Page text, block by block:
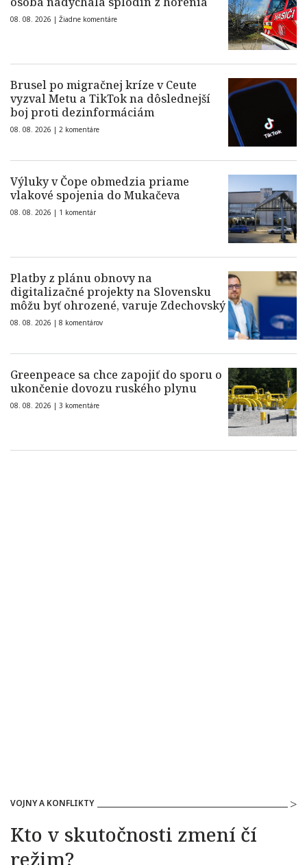
08. 08. 2026 | Žiadne komentáre
Brusel po migračnej kríze v Ceute
vyzval Metu a TikTok na dôslednejší
boj proti dezinformáciám
08. 08. 2026 | 2 komentáre
Výluky v Čope obmedzia priame
vlakové spojenia do Mukačeva
08. 08. 2026 | 1 komentár
Platby z plánu obnovy na
digitalizačné projekty na Slovensku
môžu byť ohrozené, varuje Zdechovský
08. 08. 2026 | 8 komentárov
Greenpeace sa chce zapojiť do sporu o
ukončenie dovozu ruského plynu
08. 08. 2026 | 3 komentáre
VOJNY A KONFLIKTY
Kto v skutočnosti zmení čí
režim?